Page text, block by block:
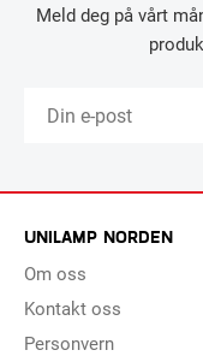
Meld deg på vårt
UNILAMP NORDEN
Om oss
Kontakt oss
Personvern